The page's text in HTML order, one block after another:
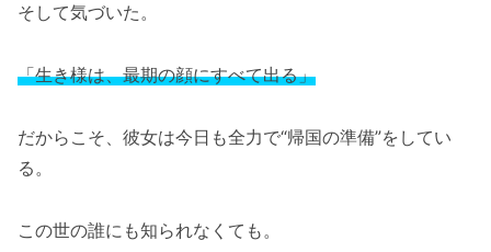
そして気づいた。
「生き様は、最期の顔にすべて出る」
だからこそ、彼女は今日も全力で“帰国の準備”をしてい
る。
この世の誰にも知られなくても。